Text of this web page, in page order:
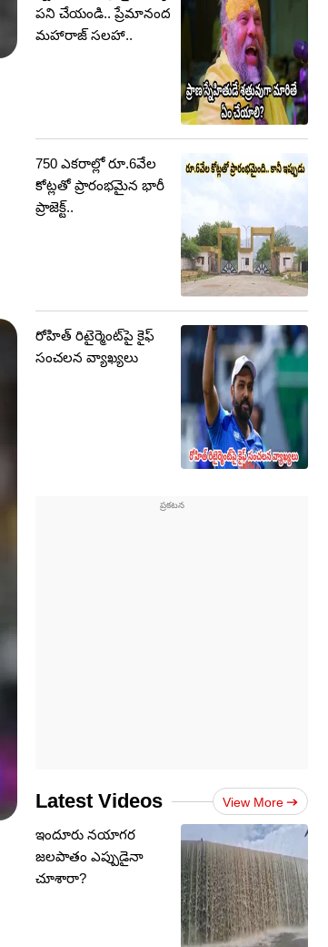
పని చేయండి.. ప్రేమానంద
మహారాజ్ సలహా..
750 ఎకరాల్లో రూ.6వేల
కోట్లతో ప్రారంభమైన భారీ
ప్రాజెక్ట్..
రోహిత్ రిటైర్మెంట్‌పై కైఫ్
సంచలన వ్యాఖ్యలు
Latest Videos View More
ఇందూరు నయాగర
జలపాతం ఎప్పుడైనా
చూశారా?